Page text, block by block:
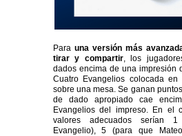
Para una versión más
tirar y compartir, los
dados encima de una impresión
Cuatro Evangelios colocada en
sobre una mesa. Se ganan
de dado apropiado cae
Evangelios del impreso. En el
valores adecuados serían
Evangelio), 5 (para que